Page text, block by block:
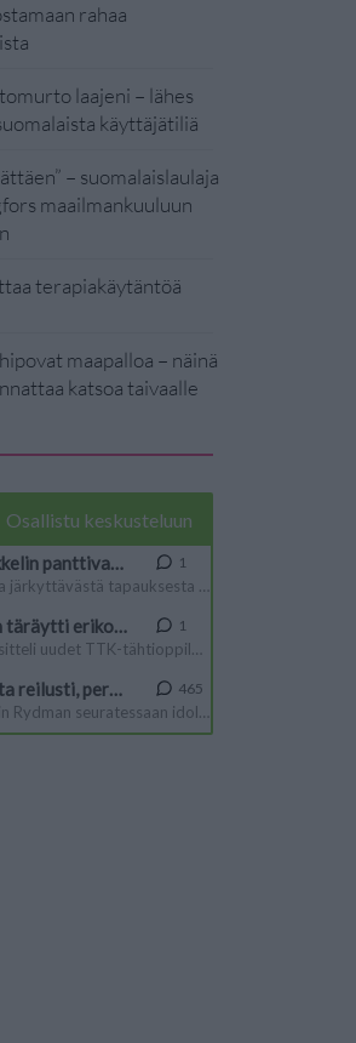
rahaa
laajeni – lähes
käyttäjätiliä
– suomalaislaulaja
maailmankuuluun
terapiakäytäntöä
maapalloa – näinä
katsoa taivaalle